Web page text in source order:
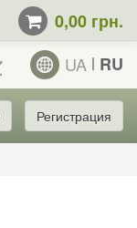
0,00 грн.
UA RU
Регистрация